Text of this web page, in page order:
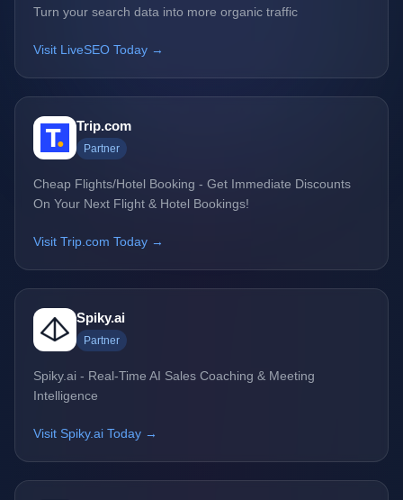
Turn your search data into more organic traffic
Visit LiveSEO Today →
Trip.com
Partner
Cheap Flights/Hotel Booking - Get Immediate Discounts
On Your Next Flight & Hotel Bookings!
Visit Trip.com Today →
Spiky.ai
Partner
Spiky.ai - Real-Time AI Sales Coaching & Meeting
Intelligence
Visit Spiky.ai Today →